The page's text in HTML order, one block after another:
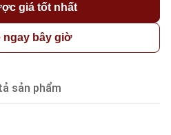
giá tốt nhất
ngay bây giờ
sản phẩm